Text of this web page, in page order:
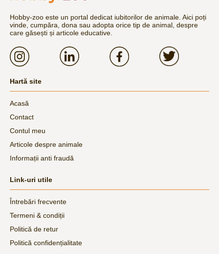
Hobby-zoo este un portal dedicat iubitorilor de animale. Aici poți
vinde, cumpăra, dona sau adopta orice tip de animal, despre
care găsești și articole educative.
Hartă site
Acasă
Contact
Contul meu
Articole despre animale
Informații anti fraudă
Link-uri utile
Întrebări frecvente
Termeni & condiții
Politică de retur
Politică confidențialitate